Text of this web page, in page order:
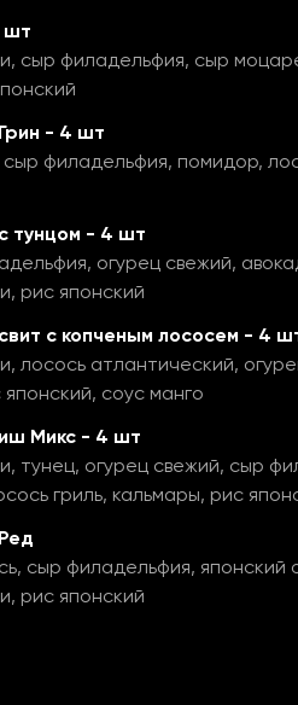
шт
сыр филадельфия, сыр
- 4 шт
сыр филадельфия, помидор,
тунцом - 4 шт
огурец свежий,
рис японский
с копченым лососем - 4
лосось атлантический,
японский, соус манго
Микс - 4 шт
тунец, огурец свежий, сыр
гриль, кальмары, рис
сыр филадельфия, японский
рис японский